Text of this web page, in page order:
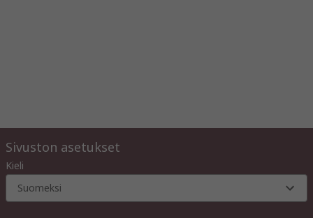
Sivuston asetukset
Kieli
Suomeksi